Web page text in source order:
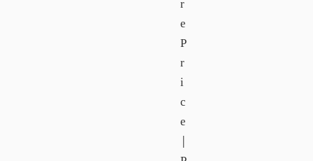
r
e
P
r
i
c
e
|